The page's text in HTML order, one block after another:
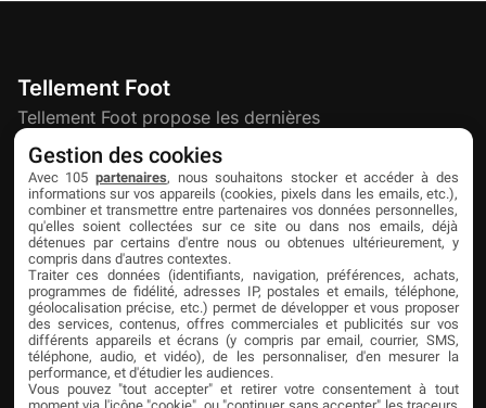
Tellement Foot
Tellement Foot propose les dernières
actualités et nouveautés créatives dédiées
au football.
Découvrir
À propos
Contact
Publicité
Liens utiles
Mentions légales
Confidentialité
Cookies
Partenaires
Livefoot
Jeunesfooteux
Tólmi Studio
King Score
Gestion des cookies
Avec 105 partenaires, nous souhaitons stocker et accéder à des
informations sur vos appareils (cookies, pixels dans les emails, etc.),
combiner et transmettre entre partenaires vos données personnelles,
qu'elles soient collectées sur ce site ou dans nos emails, déjà
détenues par certains d'entre nous ou obtenues ultérieurement, y
compris dans d'autres contextes.
Traiter ces données (identifiants, navigation, préférences, achats,
programmes de fidélité, adresses IP, postales et emails, téléphone,
géolocalisation précise, etc.) permet de développer et vous proposer
des services, contenus, offres commerciales et publicités sur vos
différents appareils et écrans (y compris par email, courrier, SMS,
téléphone, audio, et vidéo), de les personnaliser, d'en mesurer la
performance, et d'étudier les audiences.
Vous pouvez "tout accepter" et retirer votre consentement à tout
moment via l'icône "cookie", ou "continuer sans accepter" les traceurs